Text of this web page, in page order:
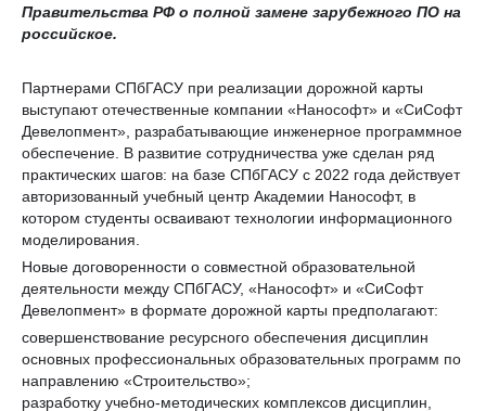
Правительства РФ о полной замене зарубежного ПО на
российское.
Партнерами СПбГАСУ при реализации дорожной карты
выступают отечественные компании «Нанософт» и «СиСофт
Девелопмент», разрабатывающие инженерное программное
обеспечение. В развитие сотрудничества уже сделан ряд
практических шагов: на базе СПбГАСУ с 2022 года действует
авторизованный учебный центр Академии Нанософт, в
котором студенты осваивают технологии информационного
моделирования.
Новые договоренности о совместной образовательной
деятельности между СПбГАСУ, «Нанософт» и «СиСофт
Девелопмент» в формате дорожной карты предполагают:
совершенствование ресурсного обеспечения дисциплин
основных профессиональных образовательных программ по
направлению «Строительство»;
разработку учебно-методических комплексов дисциплин,